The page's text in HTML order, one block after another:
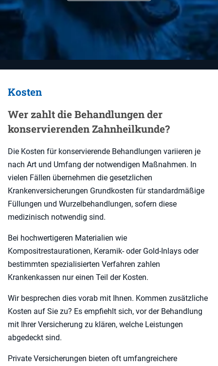
Kosten
Wer zahlt die Behandlungen der
konservierenden Zahnheilkunde?
Die Kosten für konservierende Behandlungen variieren je
nach Art und Umfang der notwendigen Maßnahmen. In
vielen Fällen übernehmen die gesetzlichen
Krankenversicherungen Grundkosten für standardmäßige
Füllungen und Wurzelbehandlungen, sofern diese
medizinisch notwendig sind.
Bei hochwertigeren Materialien wie
Kompositrestaurationen, Keramik- oder Gold-Inlays oder
bestimmten spezialisierten Verfahren zahlen
Krankenkassen nur einen Teil der Kosten.
Wir besprechen dies vorab mit Ihnen. Kommen zusätzliche
Kosten auf Sie zu? Es empfiehlt sich, vor der Behandlung
mit Ihrer Versicherung zu klären, welche Leistungen
abgedeckt sind.
Private Versicherungen bieten oft umfangreichere